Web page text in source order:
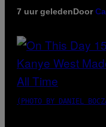
7 uur geledenDoor
(PHOTO BY DANIEL